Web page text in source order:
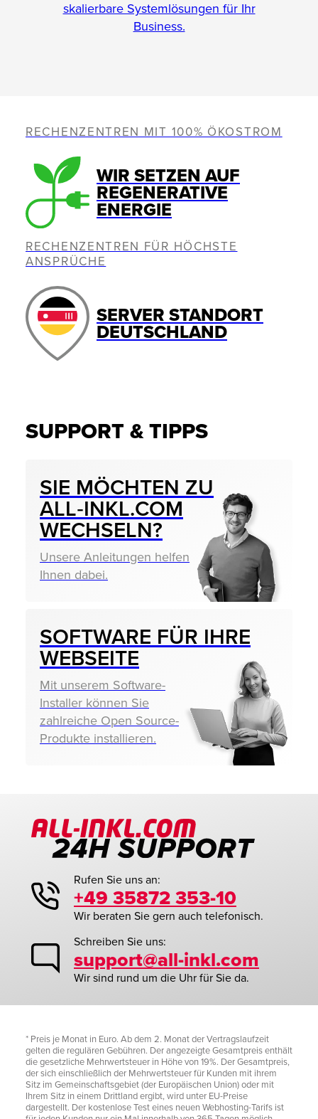
skalierbare Systemlösungen für Ihr
Business.
RECHENZENTREN MIT 100% ÖKOSTROM
WIR SETZEN AUF
REGENERATIVE
ENERGIE
RECHENZENTREN FÜR HÖCHSTE
ANSPRÜCHE
SERVER STANDORT
DEUTSCHLAND
SUPPORT & TIPPS
SIE MÖCHTEN ZU
ALL‑INKL.COM
WECHSELN?
Unsere Anleitungen helfen
Ihnen dabei.
SOFTWARE FÜR IHRE
WEBSEITE
Mit unserem Software-
Installer können Sie
zahlreiche Open Source-
Produkte installieren.
Rufen Sie uns an:
+49 35872 353-10
Wir beraten Sie gern auch telefonisch.
Schreiben Sie uns:
support@all-inkl.com
Wir sind rund um die Uhr für Sie da.
* Preis je Monat in Euro. Ab dem 2. Monat der Vertragslaufzeit
gelten die regulären Gebühren. Der angezeigte Gesamtpreis enthält
die gesetzliche Mehrwertsteuer in Höhe von 19%. Der Gesamtpreis,
der sich einschließlich der Mehrwertsteuer für Kunden mit ihrem
Sitz im Gemeinschaftsgebiet (der Europäischen Union) oder mit
Ihrem Sitz in einem Drittland ergibt, wird unter EU-Preise
dargestellt. Der kostenlose Test eines neuen Webhosting-Tarifs ist